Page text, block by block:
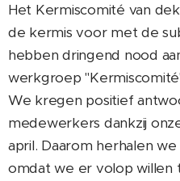
Het Kermiscomité van
de kermis voor met de
hebben dringend nood
werkgroep
We kregen positief
medewerkers dankzij
april. Daarom herhalen
omdat we er volop willen